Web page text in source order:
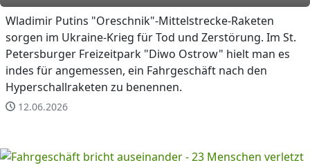
Wladimir Putins "Oreschnik"-Mittelstrecke-Raketen
sorgen im Ukraine-Krieg für Tod und Zerstörung. Im St.
Petersburger Freizeitpark "Diwo Ostrow" hielt man es
indes für angemessen, ein Fahrgeschäft nach den
Hyperschallraketen zu benennen.
12.06.2026